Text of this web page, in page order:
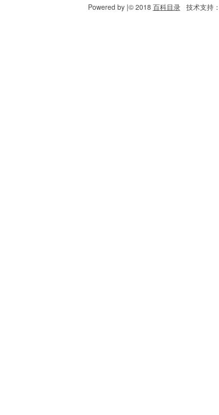
Powered by |© 2018 百科目录技术支持